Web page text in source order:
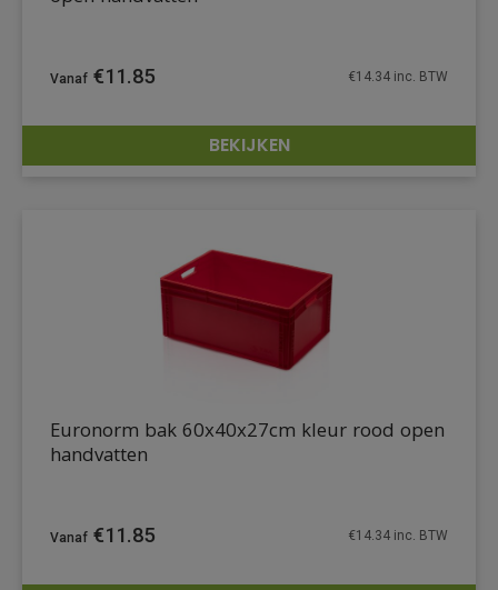
DETAILS
€11.85 €14.34 inc. BTW
BEKIJKEN
Euronorm bak 60x40x27cm kleur rood open
handvatten
€11.85 €14.34 inc. BTW